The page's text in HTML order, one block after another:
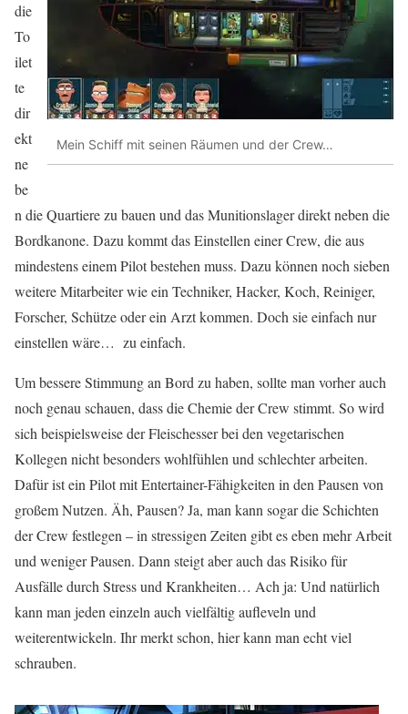
Mein Schiff mit seinen Räumen und der Crew…
die
To
ilet
te
dir
ekt
ne
be
n die Quartiere zu bauen und das Munitionslager direkt neben die
Bordkanone. Dazu kommt das Einstellen einer Crew, die aus
mindestens einem Pilot bestehen muss. Dazu können noch sieben
weitere Mitarbeiter wie ein Techniker, Hacker, Koch, Reiniger,
Forscher, Schütze oder ein Arzt kommen. Doch sie einfach nur
einstellen wäre… zu einfach.
Um bessere Stimmung an Bord zu haben, sollte man vorher auch
noch genau schauen, dass die Chemie der Crew stimmt. So wird
sich beispielsweise der Fleischesser bei den vegetarischen
Kollegen nicht besonders wohlfühlen und schlechter arbeiten.
Dafür ist ein Pilot mit Entertainer-Fähigkeiten in den Pausen von
großem Nutzen. Äh, Pausen? Ja, man kann sogar die Schichten
der Crew festlegen – in stressigen Zeiten gibt es eben mehr Arbeit
und weniger Pausen. Dann steigt aber auch das Risiko für
Ausfälle durch Stress und Krankheiten… Ach ja: Und natürlich
kann man jeden einzeln auch vielfältig aufleveln und
weiterentwickeln. Ihr merkt schon, hier kann man echt viel
schrauben.